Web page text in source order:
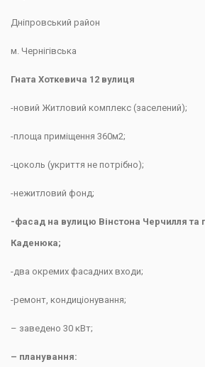
Дніпровський район
м. Чернігівська
Гната Хоткевича 12 вулиця
-новий Житловий комплекс (заселений);
-площа приміщення 360м2;
-цоколь (укриття не потрібно);
-нежитловий фонд;
-фасад на вулицю Вінстона Черчилля та
Каденюка;
-два окремих фасадних входи;
-ремонт, кондиціонування;
– заведено 30 кВт;
– планування: